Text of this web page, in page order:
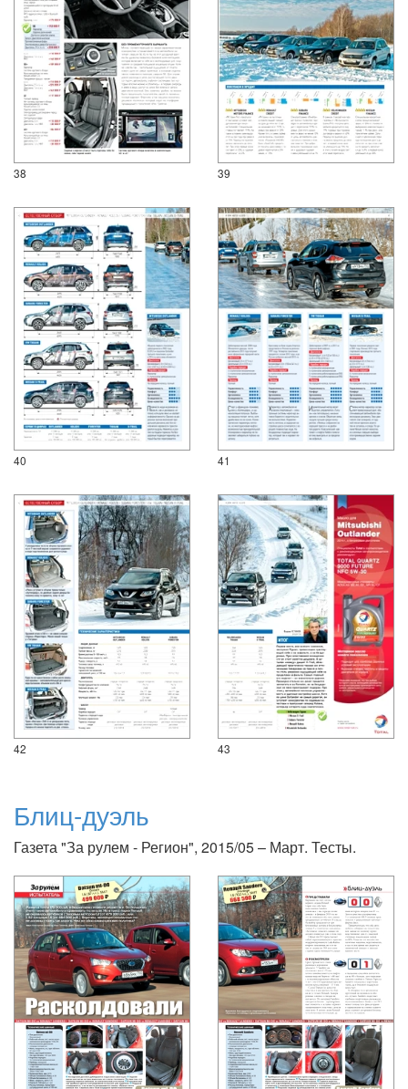
38 39
40 41
42 43
Блиц-дуэль
Газета "За рулем - Регион", 2015/05 – Март. Тесты.